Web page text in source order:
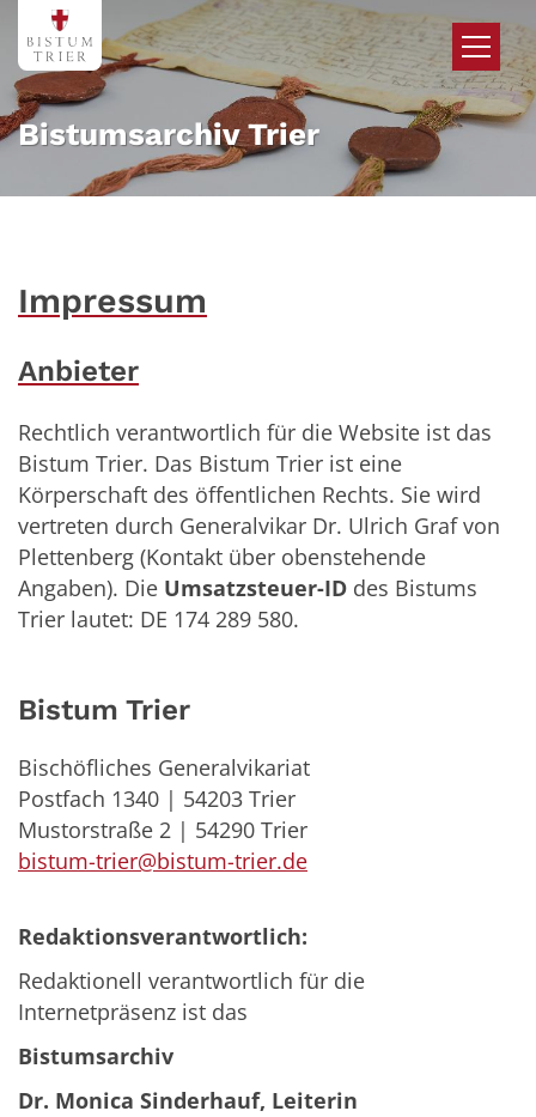
Zum Inhalt springen
Bistumsarchiv Trier
Impressum
Anbieter
Rechtlich verantwortlich für die Website ist das
Bistum Trier. Das Bistum Trier ist eine
Körperschaft des öffentlichen Rechts. Sie wird
vertreten durch Generalvikar Dr. Ulrich Graf von
Plettenberg (Kontakt über obenstehende
Angaben). Die Umsatzsteuer-ID des Bistums
Trier lautet: DE 174 289 580.
Bistum Trier
Bischöfliches Generalvikariat
Postfach 1340 | 54203 Trier
Mustorstraße 2 | 54290 Trier
bistum-trier@bistum-trier.de
Redaktionsverantwortlich:
Redaktionell verantwortlich für die
Internetpräsenz ist das
Bistumsarchiv
Dr. Monica Sinderhauf, Leiterin